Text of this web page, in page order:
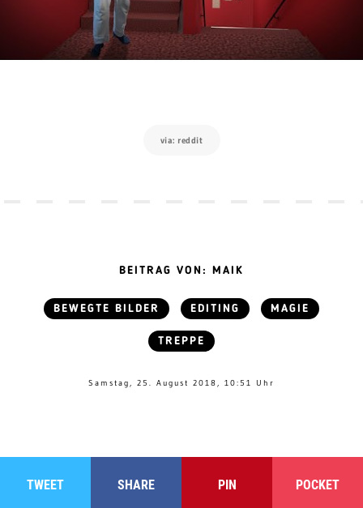
via: reddit
BEITRAG VON: MAIK
BEWEGTE BILDER EDITING MAGIE
TREPPE
Samstag, 25. August 2018, 10:51 Uhr
TWEET SHARE PIN POCKET